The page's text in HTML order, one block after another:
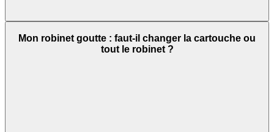
Mon robinet goutte : faut-il changer la cartouche ou
tout le robinet ?